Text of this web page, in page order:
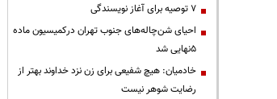
۷ توصیه برای آغاز نویسندگی
احیای شن‌چاله‌های جنوب تهران درکمیسیون ماده
۵نهایی شد
خادمیان: هیچ شفیعی برای زن نزد خداوند بهتر از
رضایت شوهر نیست